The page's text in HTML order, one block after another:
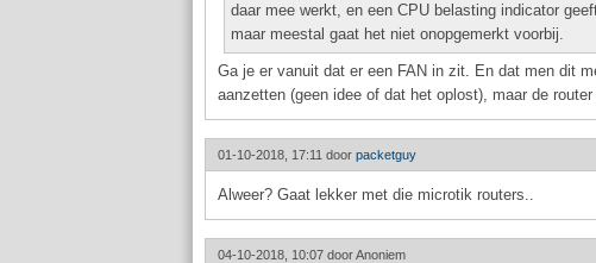
daar mee werkt, en een CPU belasting indicator
maar meestal gaat het niet onopgemerkt voorbij.
Ga je er vanuit dat er een FAN in zit. En dat men dit
aanzetten (geen idee of dat het oplost), maar de
01-10-2018, 17:11 door packetguy
Alweer? Gaat lekker met die microtik routers..
04-10-2018, 10:07 doorAnoniem